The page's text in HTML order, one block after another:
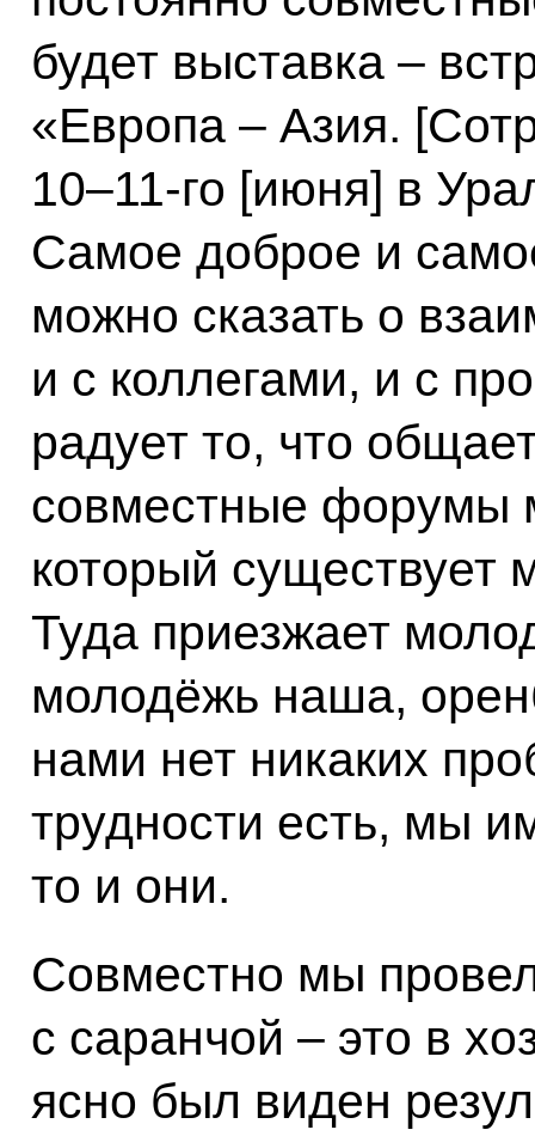
будет выставка –
«Европа – Азия.
10–11-го [июня] в
Самое доброе и
можно сказать о
и с коллегами, и с
радует то, что
совместные форумы
который существует
Туда приезжает
молодёжь наша,
нами нет никаких
трудности есть, мы
то и они.
Совместно мы
с саранчой – это в
ясно был виден